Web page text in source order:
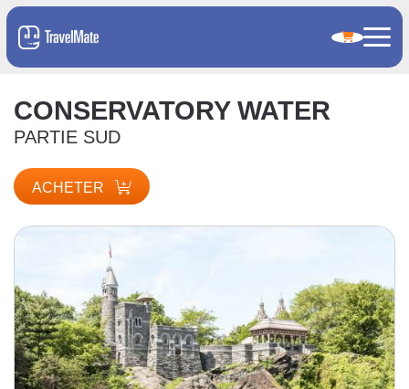
CONSERVATORY WATER
PARTIE SUD
ACHETER